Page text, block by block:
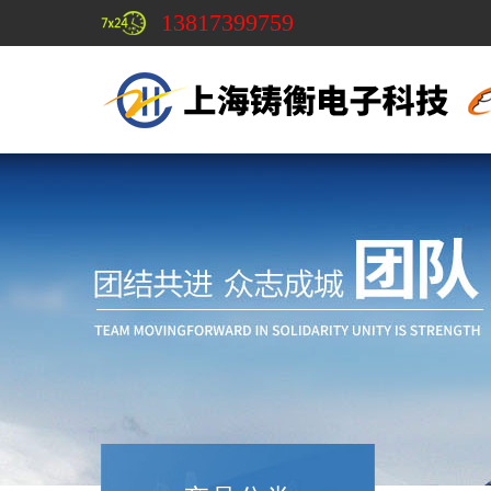
13817399759